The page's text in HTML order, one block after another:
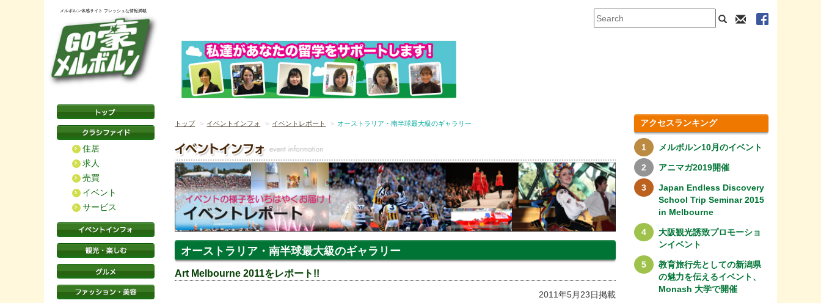
メルボルン体感サイト フレッシュな情報満載
住居
求人
売買
イベント
サービス
トップ イベントインフォ イベントレポート オーストラリア・南半球最大級のギャラリー
オーストラリア・南半球最大級のギャラリー
Art Melbourne 2011をレポート!!
2011年5月23日掲載
アクセスランキング
メルボルン10月のイベント
アニマガ2019開催
Japan Endless Discovery
School Trip Seminar 2015
in Melbourne
大阪観光誘致プロモーショ
ンイベント
教育旅行先としての新潟県
の魅力を伝えるイベント、
Monash 大学で開催